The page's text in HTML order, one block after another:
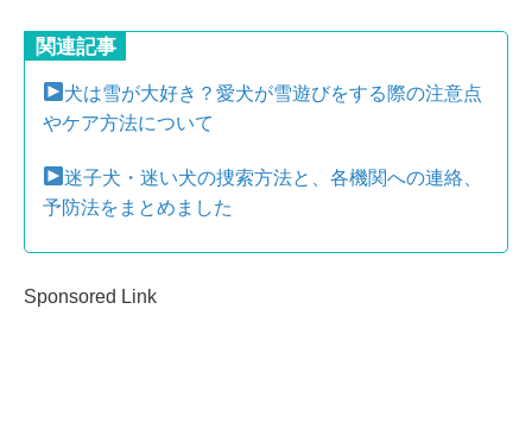
関連記事
犬は雪が大好き？愛犬が雪遊びをする際の注意点
やケア方法について
迷子犬・迷い犬の捜索方法と、各機関への連絡、
予防法をまとめました
Sponsored Link